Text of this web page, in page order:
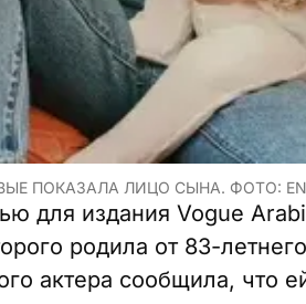
ПОКАЗАЛА ЛИЦО СЫНА. ФОТО:
для издания Vogue
родила от 83-
актера сообщила, что